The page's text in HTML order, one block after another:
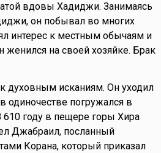
вдовы Хадиджи. Занимаясь
он побывал во многих
интерес к местным обычаям и
женился на своей хозяйке. Брак
духовным исканиям. Он уходил
одиночестве погружался в
610 году в пещере горы Хира
Джабраил, посланный
Корана, который приказал